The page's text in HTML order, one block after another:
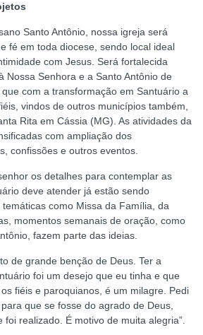
Santo Antônio, nossa igreja será
fé em toda diocese, sendo local ideal
com Jesus. Será fortalecida
Nossa Senhora e a Santo Antônio de
com a transformação em Santuário a
vindos de outros municípios também,
Rita em Cássia (MG). As atividades da
com ampliação dos
confissões e outros eventos.
os detalhes para contemplar as
deve atender já estão sendo
como Missa da Família, da
momentos semanais de oração, como
fazem parte das ideias.
de grande benção de Deus. Ter a
foi um desejo que eu tinha e que
fiéis e paroquianos, é um milagre. Pedi
que se fosse do agrado de Deus,
foi realizado. É motivo de muita alegria”.